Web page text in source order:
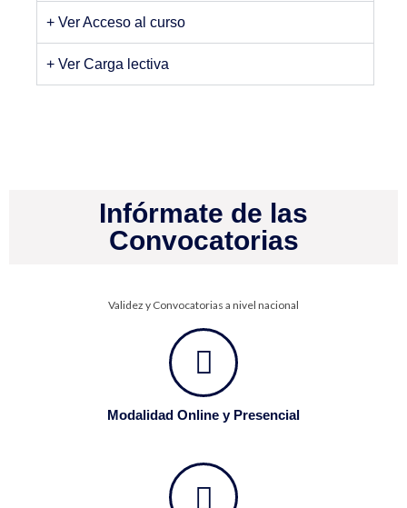
+ Ver Acceso al curso
+ Ver Carga lectiva
Infórmate de las
Convocatorias
Validez y Convocatorias a nivel nacional
Modalidad Online y Presencial